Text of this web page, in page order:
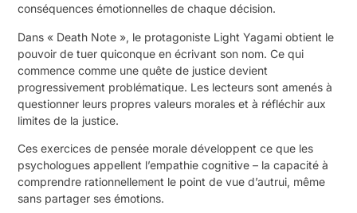
conséquences émotionnelles de chaque décision.
Dans « Death Note », le protagoniste Light Yagami obtient le
pouvoir de tuer quiconque en écrivant son nom. Ce qui
commence comme une quête de justice devient
progressivement problématique. Les lecteurs sont amenés à
questionner leurs propres valeurs morales et à réfléchir aux
limites de la justice.
Ces exercices de pensée morale développent ce que les
psychologues appellent l’empathie cognitive – la capacité à
comprendre rationnellement le point de vue d’autrui, même
sans partager ses émotions.